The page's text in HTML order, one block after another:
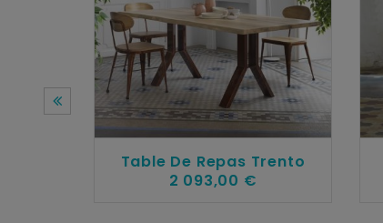
Table De Repas Trento
2 093,00 €